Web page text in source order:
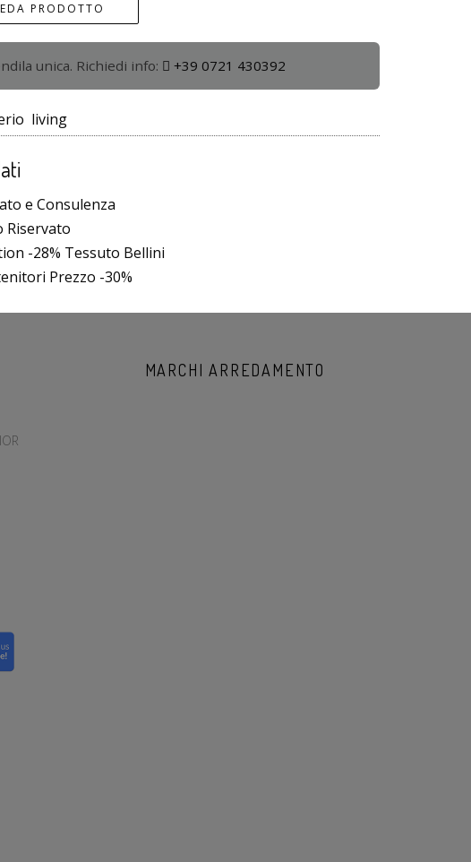
PRODOTTO
unica. Richiedi info: +39 0721 430392
living
e Consulenza
Riservato
-28% Tessuto Bellini
Prezzo -30%
MARCHI ARREDAMENTO